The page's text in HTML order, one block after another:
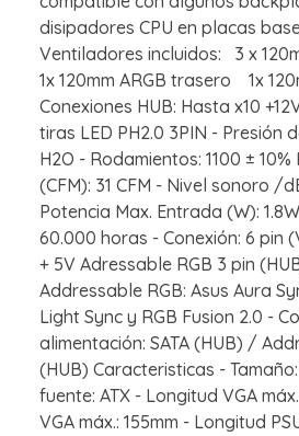
disipadores CPU en placas
Ventiladores incluidos: 3 x
1x 120mm ARGB trasero 1x
Conexiones HUB: Hasta x10
tiras LED PH2.0 3PIN - Presión
H2O - Rodamientos: 1100 ±
(CFM): 31 CFM - Nivel sonoro /
Potencia Max. Entrada (W):
60.000 horas - Conexión: 6 pin
+ 5V Adressable RGB 3 pin
Addressable RGB: Asus Aura
Light Sync y RGB Fusion 2.0 -
alimentación: SATA (HUB) /
(HUB) Caracteristicas -
fuente: ATX - Longitud VGA
VGA máx.: 155mm - Longitud